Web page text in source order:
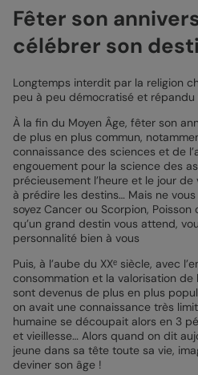
Fêter son
célébrer son
Longtemps interdit par la religion
peu à peu démocratisé et
À la fin du Moyen Âge, fêter son
de plus en plus commun,
connaissance des sciences et de
engouement pour la science des
précieusement l’heure et le jour
à prédire les destins… Mais ne
soyez Cancer ou Scorpion,
qu’un grand destin vous attend,
personnalité bien à vous
Puis, à l’aube du XXᵉ siècle, avec
consommation et la valorisation de
sont devenus de plus en plus
on avait une connaissance très
humaine se découpait alors en 3
et vieillesse… Alors quand on dit
jeune dans sa tête toute sa vie,
deviner son âge !